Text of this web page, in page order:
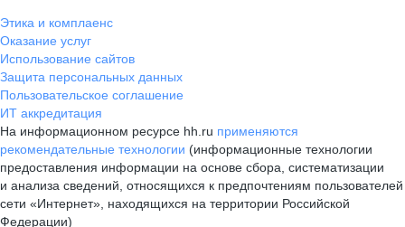
Этика и комплаенс
Оказание услуг
Использование сайтов
Защита персональных данных
Пользовательское соглашение
ИТ аккредитация
На информационном ресурсе hh.ru применяются
рекомендательные технологии (информационные технологии
предоставления информации на основе сбора, систематизации
и анализа сведений, относящихся к предпочтениям пользователей
сети «Интернет», находящихся на территории Российской
Федерации)